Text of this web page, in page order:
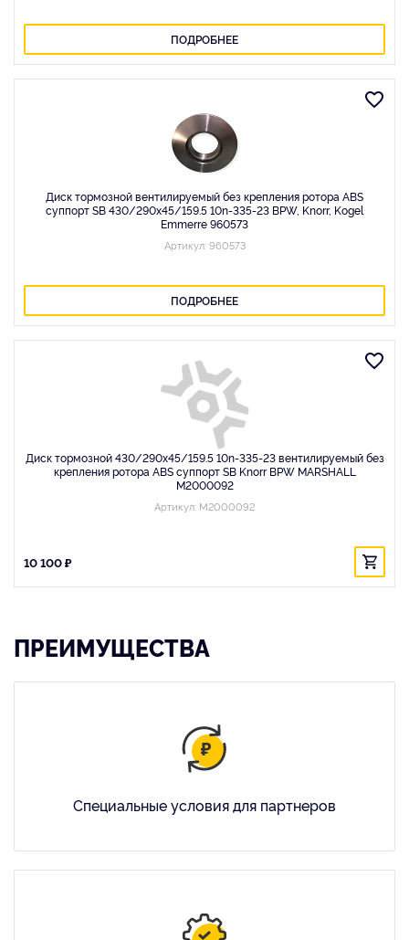
ПОДРОБНЕЕ
Диск тормозной вентилируемый без крепления ротора ABS
суппорт SB 430/290x45/159.5 10n-335-23 BPW, Knorr, Kogel
Emmerre 960573
Артикул: 960573
ПОДРОБНЕЕ
Диск тормозной 430/290x45/159.5 10n-335-23 вентилируемый без
крепления ротора ABS суппорт SB Knorr BPW MARSHALL
M2000092
Артикул: M2000092
10 100 ₽
ПРЕИМУЩЕСТВА
Специальные условия для партнеров